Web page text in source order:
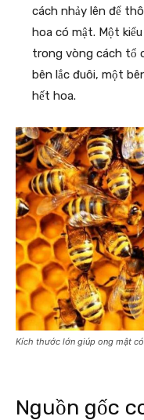
cách nhảy lên để
hoa có mật. Một
trong vòng cách tổ
bên lắc đuôi, một
hết hoa.
Kích thước lớn giúp ong mật
Nguồn gốc